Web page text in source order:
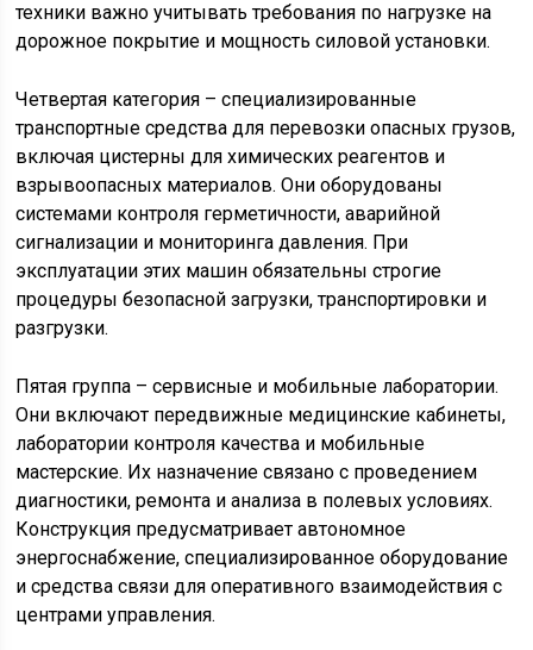
техники важно учитывать требования по нагрузке на
дорожное покрытие и мощность силовой установки.
Четвертая категория – специализированные
транспортные средства для перевозки опасных грузов,
включая цистерны для химических реагентов и
взрывоопасных материалов. Они оборудованы
системами контроля герметичности, аварийной
сигнализации и мониторинга давления. При
эксплуатации этих машин обязательны строгие
процедуры безопасной загрузки, транспортировки и
разгрузки.
Пятая группа – сервисные и мобильные лаборатории.
Они включают передвижные медицинские кабинеты,
лаборатории контроля качества и мобильные
мастерские. Их назначение связано с проведением
диагностики, ремонта и анализа в полевых условиях.
Конструкция предусматривает автономное
энергоснабжение, специализированное оборудование
и средства связи для оперативного взаимодействия с
центрами управления.